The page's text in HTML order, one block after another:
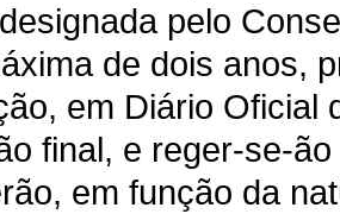
pelo
de dois anos,
em Diário Oficial
final, e reger-se-
em função da